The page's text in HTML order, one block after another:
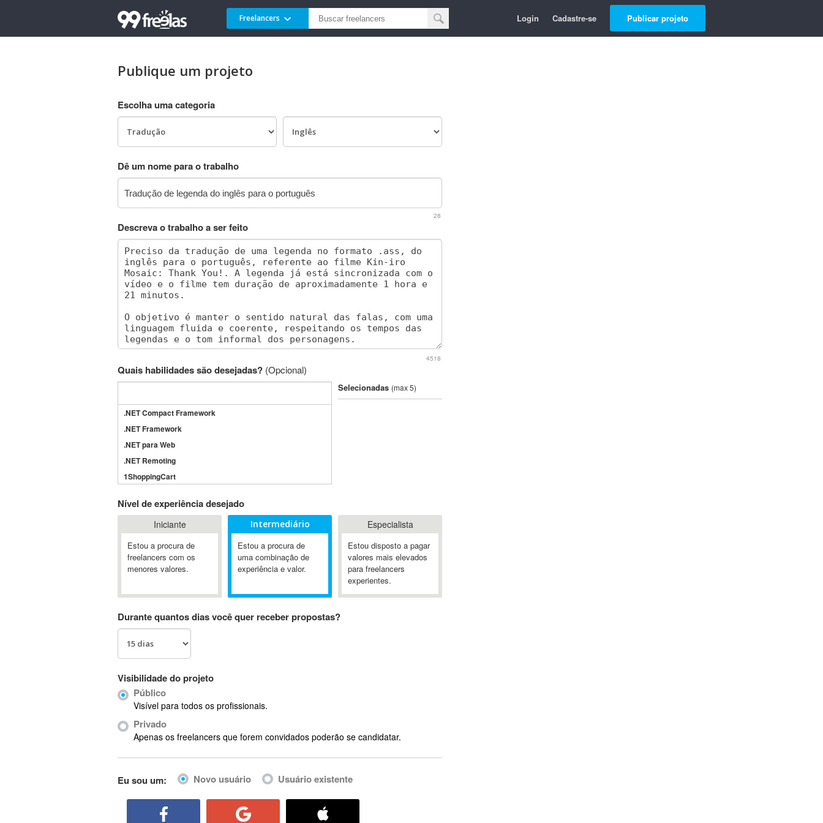
Freelancers Login Cadastre-se Publicar projeto
Publique um projeto
Escolha uma categoria
Dê um nome para o trabalho
28
Descreva o trabalho a ser feito
4518
Quais habilidades são desejadas? (Opcional)
.NET Compact Framework
.NET Framework
.NET para Web
.NET Remoting
1ShoppingCart
3GSM
4D Dimension
802.11
A&P
A-GPS
Ab Initio
ABIS
AbleCommerce
Ableton Live
Abstract Window Toolkit (AWT)
Selecionadas (max 5)
Nível de experiência desejado
Iniciante
Estou a procura de
freelancers com os
menores valores.
Intermediário
Estou a procura de
uma combinação de
experiência e valor.
Especialista
Estou disposto a pagar
valores mais elevados
para freelancers
experientes.
Durante quantos dias você quer receber propostas?
Visibilidade do projeto
Público
Visível para todos os profissionais.
Privado
Apenas os freelancers que forem convidados poderão se candidatar.
Eu sou um: Novo usuário Usuário existente